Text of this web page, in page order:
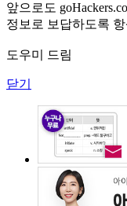
앞으로도
정보로 보답하도록
도우미 드림
닫기